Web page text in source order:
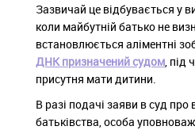
Зазвичай це відбувається у
коли майбутній батько не
встановлюється аліментні
ДНК призначений судом ,
присутня мати дитини.
В разі подачі заяви в суд про
батьківства, особа